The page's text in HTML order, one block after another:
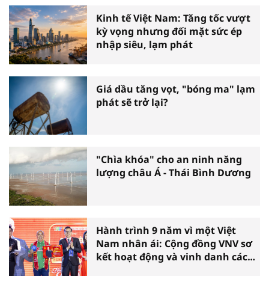
Kinh tế Việt Nam: Tăng tốc vượt
kỳ vọng nhưng đối mặt sức ép
nhập siêu, lạm phát
Giá dầu tăng vọt, "bóng ma" lạm
phát sẽ trở lại?
"Chìa khóa" cho an ninh năng
lượng châu Á - Thái Bình Dương
Hành trình 9 năm vì một Việt
Nam nhân ái: Cộng đồng VNV sơ
kết hoạt động và vinh danh các